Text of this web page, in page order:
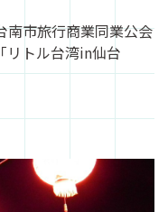
市旅行商業同業公会
リトル台湾in仙台